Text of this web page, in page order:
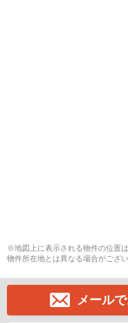
※地図上に表示される物件の位置
物件所在地とは異なる場合がござい
メール